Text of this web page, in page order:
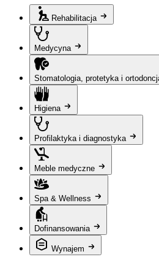
Rehabilitacja
Medycyna
Stomatologia, protetyka i
Higiena
Profilaktyka i diagnostyka
Meble medyczne
Spa & Wellness
Dofinansowania
Wynajem